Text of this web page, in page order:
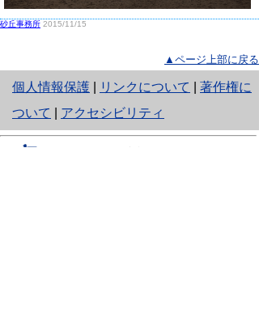
砂丘事務所 2015/11/15
▲ページ上部に戻る
個人情報保護
と
り
ネ
リンクについて
著作権に
ついて
アクセシビリティ